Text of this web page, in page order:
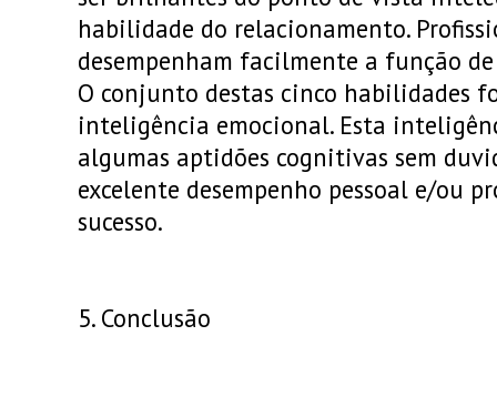
habilidade do relacionamento.
desempenham facilmente a função
O conjunto destas cinco habilidades
inteligência emocional. Esta
algumas aptidões cognitivas sem
excelente desempenho pessoal e/ou
sucesso.
5. Conclusão